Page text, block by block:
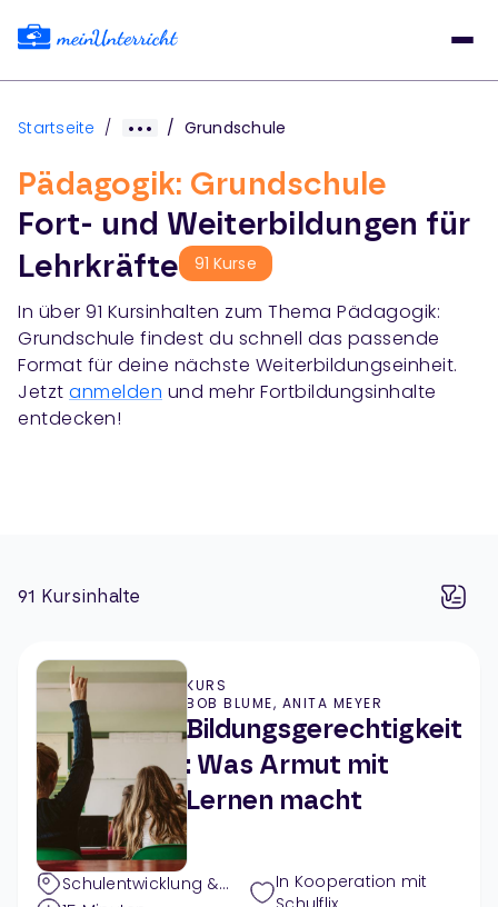
Startseite / / Grundschule
Pädagogik: Grundschule
Fort- und Weiterbildungen für
Lehrkräfte
91 Kurse
In über 91 Kursinhalten zum Thema Pädagogik:
Grundschule findest du schnell das passende
Format für deine nächste Weiterbildungseinheit.
Jetzt anmelden und mehr Fortbildungsinhalte
entdecken!
91 Kursinhalte
KURS
BOB BLUME, ANITA MEYER
Bildungsgerechtigkeit
: Was Armut mit
Lernen macht
Schulentwicklung &
In Kooperation mit